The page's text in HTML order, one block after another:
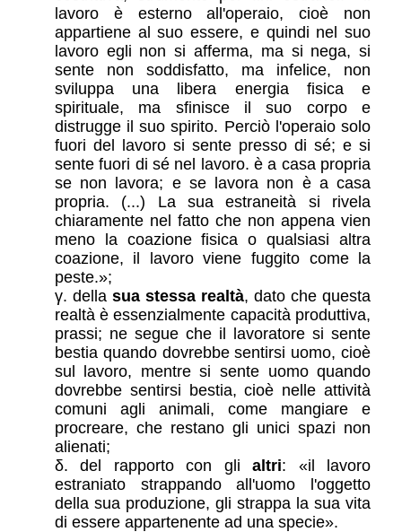
lavoro è esterno all'operaio, cioè non
appartiene al suo essere, e quindi nel suo
lavoro egli non si afferma, ma si nega, si
sente non soddisfatto, ma infelice, non
sviluppa una libera energia fisica e
spirituale, ma sfinisce il suo corpo e
distrugge il suo spirito. Perciò l'operaio solo
fuori del lavoro si sente presso di sé; e si
sente fuori di sé nel lavoro. è a casa propria
se non lavora; e se lavora non è a casa
propria. (...) La sua estraneità si rivela
chiaramente nel fatto che non appena vien
meno la coazione fisica o qualsiasi altra
coazione, il lavoro viene fuggito come la
peste. ;
della sua stessa realtà, dato che questa
realtà è essenzialmente capacità produttiva,
prassi; ne segue che il lavoratore si sente
bestia quando dovrebbe sentirsi uomo, cioè
sul lavoro, mentre si sente uomo quando
dovrebbe sentirsi bestia, cioè nelle attività
comuni agli animali, come mangiare e
procreare, che restano gli unici spazi non
alienati;
del rapporto con glialtri:
il lavoro
estraniato strappando all'uomo l'oggetto
della sua produzione, gli strappa la sua vita
di essere appartenente ad una specie .